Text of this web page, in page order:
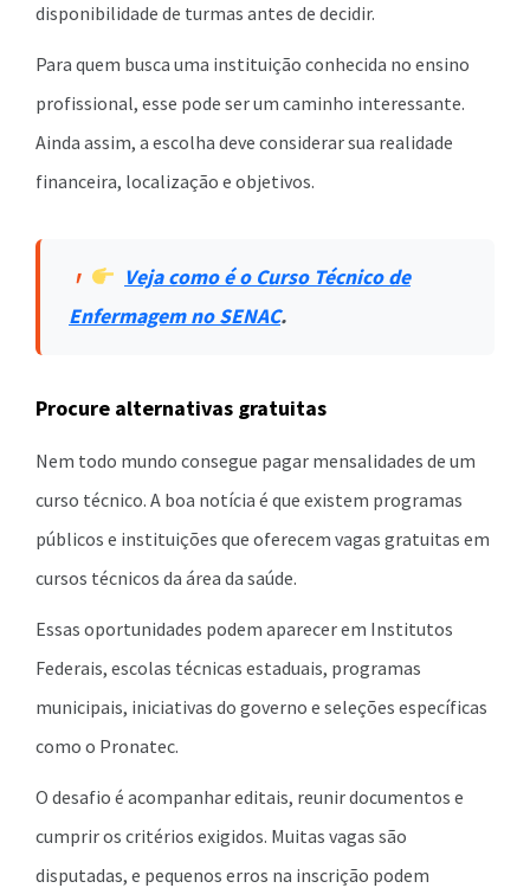
disponibilidade de turmas antes de decidir.
Para quem busca uma instituição conhecida no ensino
profissional, esse pode ser um caminho interessante.
Ainda assim, a escolha deve considerar sua realidade
financeira, localização e objetivos.
Veja como é o Curso Técnico de
Enfermagem no SENAC.
Procure alternativas gratuitas
Nem todo mundo consegue pagar mensalidades de um
curso técnico. A boa notícia é que existem programas
públicos e instituições que oferecem vagas gratuitas em
cursos técnicos da área da saúde.
Essas oportunidades podem aparecer em Institutos
Federais, escolas técnicas estaduais, programas
municipais, iniciativas do governo e seleções específicas
como o Pronatec.
O desafio é acompanhar editais, reunir documentos e
cumprir os critérios exigidos. Muitas vagas são
disputadas, e pequenos erros na inscrição podem